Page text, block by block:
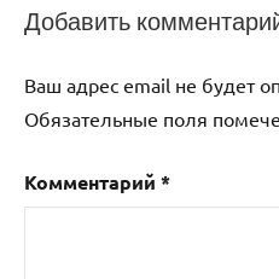
Добавить
Ваш адрес email не будет
Обязательные поля
Комментарий *